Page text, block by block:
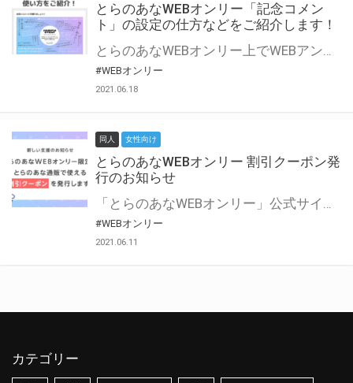
とらのあなWEBオンリー「記念コメン
ト」の設定の仕方などをご紹介します！
とらのあなWEBオンリー上でWEBアンソロジーが作成できる「記念コメント」について、その使い方や作成手順を解説します！ 支援タイプを「サークル参加型」「サークル参加型・マルシェ(イベント会場)機能付き」でお申し込みいただいている主催者様はぜひご活用ください♪ とらのあなWEBオンリーサイトはこちら
#WEBオンリー
2021.06.18
同人 女性向け
とらのあなWEBオンリー 割引クーポン発
行のお知らせ
「とらのあなWEBオンリー」公式サイトでとらのあな通販の「割引クーポン」を配布中！ イベントごとに開催当日限定で使える割引クーポンのシリアルコードを発行します。 とらのあなWEBオンリーのページをチェックして、イベント当日にお得にお買い物を楽しみましょう♪ ※本キャンペーンは予告なく終了する場合がございます。 とらのあなWEBオンリーサイトはこちら
#WEBオンリー
2021.06.11
カテゴリー